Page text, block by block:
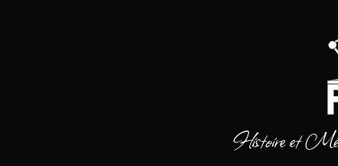
Histoire et